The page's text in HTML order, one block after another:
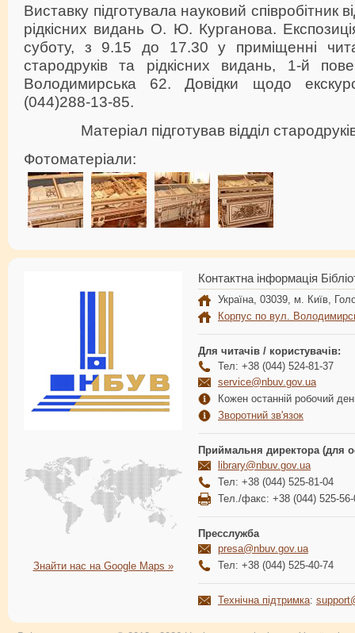
Виставку підготувала науковий співробітник
рідкісних видань О. Ю. Курганова.
суботу, з 9.15 до 17.30 у приміщенні
стародруків та рідкісних видань, 1-й
Володимирська 62. Довідки щодо
(044)288-13-85.
Матеріал підготував відділ
Фотоматеріали:
Знайти нас на Google Maps »
Контактна інформація
Україна, 03039, м. Київ,
Корпус по вул.
Для читачів / користувачів:
Тел: +38 (044) 524-81-37
service@nbuv.gov.ua
Кожен останній робочий
Зворотний зв'язок
Приймальня директора (для
library@nbuv.gov.ua
Тел: +38 (044) 525-81-04
Тел./факс: +38 (044) 525-56-
Пресслужба
presa@nbuv.gov.ua
Тел: +38 (044) 525-40-74
Технічна підтримка: